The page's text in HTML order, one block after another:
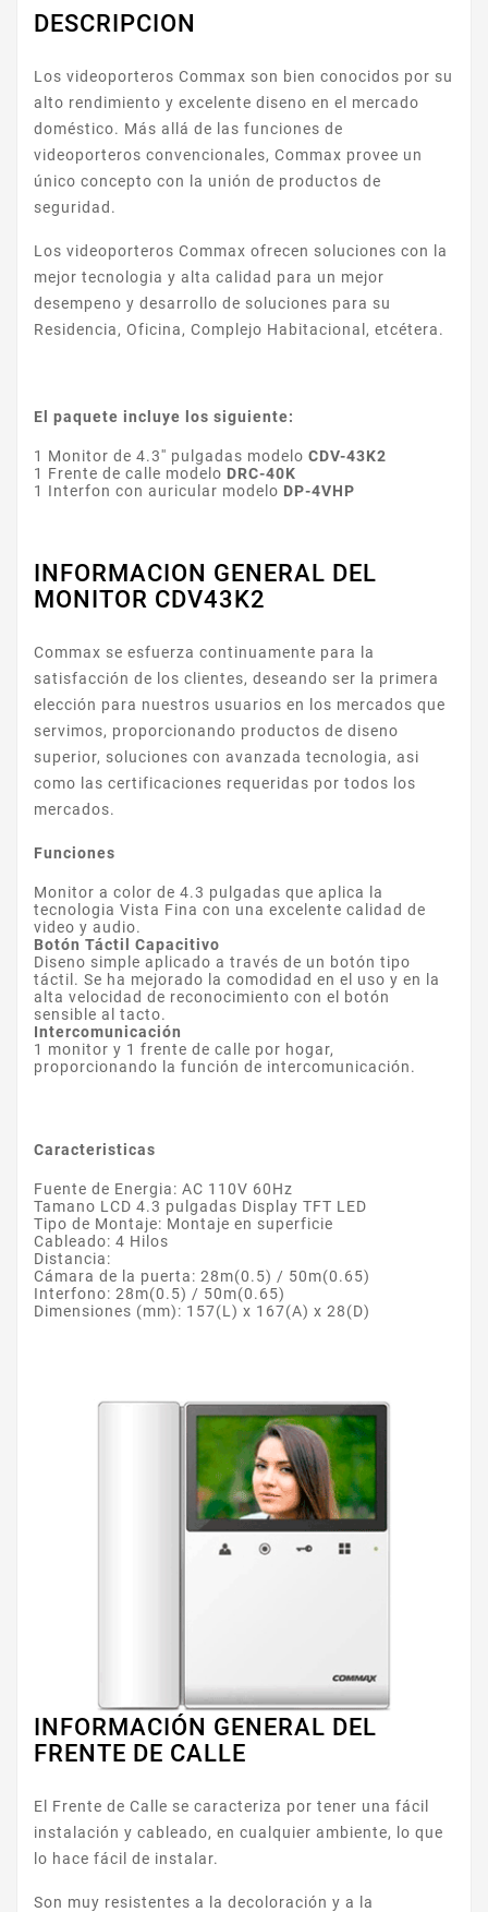
DESCRIPCION
Los videoporteros Commax son bien conocidos por su
alto rendimiento y excelente diseno en el mercado
doméstico. Más allá de las funciones de
videoporteros convencionales, Commax provee un
único concepto con la unión de productos de
seguridad.
Los videoporteros Commax ofrecen soluciones con la
mejor tecnologia y alta calidad para un mejor
desempeno y desarrollo de soluciones para su
Residencia, Oficina, Complejo Habitacional, etcétera.
El paquete incluye los siguiente:
1 Monitor de 4.3'' pulgadas modelo CDV-43K2
1 Frente de calle modelo DRC-40K
1 Interfon con auricular modelo DP-4VHP
INFORMACION GENERAL DEL
MONITOR CDV43K2
Commax se esfuerza continuamente para la
satisfacción de los clientes, deseando ser la primera
elección para nuestros usuarios en los mercados que
servimos, proporcionando productos de diseno
superior, soluciones con avanzada tecnologia, asi
como las certificaciones requeridas por todos los
mercados.
Funciones
Monitor a color de 4.3 pulgadas que aplica la
tecnologia Vista Fina con una excelente calidad de
video y audio.
Botón Táctil Capacitivo
Diseno simple aplicado a través de un botón tipo
táctil. Se ha mejorado la comodidad en el uso y en la
alta velocidad de reconocimiento con el botón
sensible al tacto.
Intercomunicación
1 monitor y 1 frente de calle por hogar,
proporcionando la función de intercomunicación.
Caracteristicas
Fuente de Energia: AC 110V 60Hz
Tamano LCD 4.3 pulgadas Display TFT LED
Tipo de Montaje: Montaje en superficie
Cableado: 4 Hilos
Distancia:
Cámara de la puerta: 28m(0.5) / 50m(0.65)
Interfono: 28m(0.5) / 50m(0.65)
Dimensiones (mm): 157(L) x 167(A) x 28(D)
INFORMACIÓN GENERAL DEL
FRENTE DE CALLE
El Frente de Calle se caracteriza por tener una fácil
instalación y cableado, en cualquier ambiente, lo que
lo hace fácil de instalar.
Son muy resistentes a la decoloración y a la